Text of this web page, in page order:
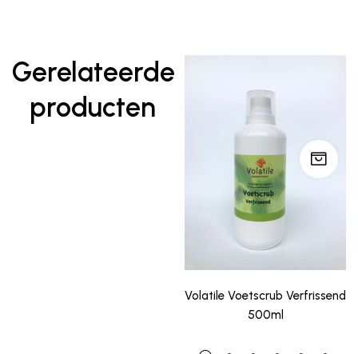
Gerelateerde
producten
Volatile Voetscrub Verfrissend
500ml